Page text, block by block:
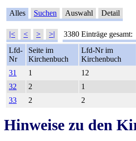
Alles Suchen Auswahl Detail
|< < > >| 3380 Einträge gesamt:
Lfd-
Nr
Seite im
Kirchenbuch
Lfd-Nr im
Kirchenbuch
31
1 12
32
2 1
33
2 2
Hinweise zu den